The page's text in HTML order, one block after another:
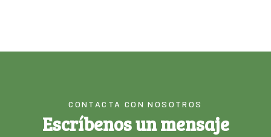
CONTACTA CON NOSOTROS
Escríbenos un mensaje